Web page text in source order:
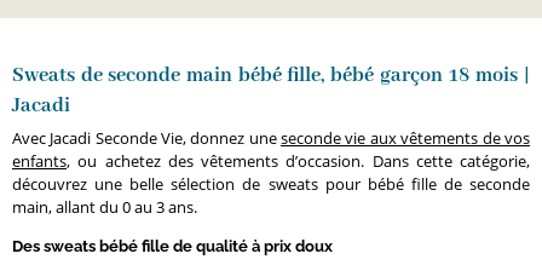
Sweats de seconde main bébé fille, bébé garçon 18 mois |
Jacadi
Avec Jacadi Seconde Vie, donnez uneseconde vie aux vêtements de vos
enfants, ou achetez des vêtements d’occasion. Dans cette catégorie,
découvrez une belle sélection de sweats pour bébé fille de seconde
main, allant du 0 au 3 ans.
Des sweats bébé fille de qualité à prix doux